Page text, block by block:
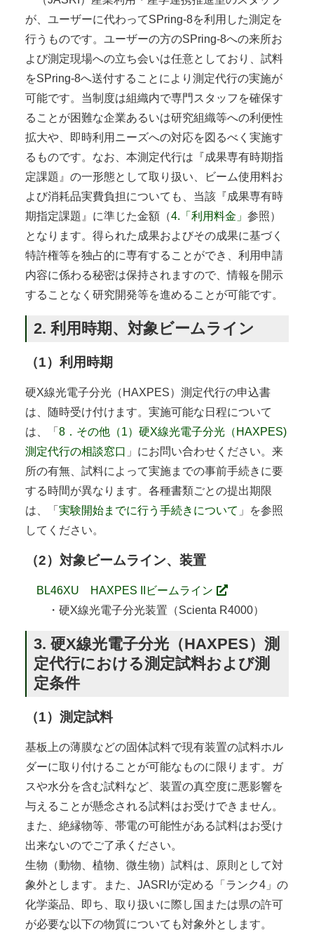
が、ユーザーに代わってSPring-8を利用した測定を
行うものです。ユーザーの方のSPring-8への来所お
よび測定現場への立ち会いは任意としており、試料
をSPring-8へ送付することにより測定代行の実施が
可能です。当制度は組織内で専門スタッフを確保す
ることが困難な企業あるいは研究組織等への利便性
拡大や、即時利用ニーズへの対応を図るべく実施す
るものです。なお、本測定代行は『成果専有時期指
定課題』の一形態として取り扱い、ビーム使用料お
よび消耗品実費負担についても、当該『成果専有時
期指定課題』に準じた金額（4.「利用料金」 参照）
となります。得られた成果およびその成果に基づく
特許権等を独占的に専有することができ、利用申請
内容に係わる秘密は保持されますので、情報を開示
することなく研究開発等を進めることが可能です。
2. 利用時期、対象ビームライン
（1）利用時期
硬X線光電子分光（HAXPES）測定代行の申込書
は、随時受け付けます。実施可能な日程について
は、「 8．その他（1）硬X線光電子分光（HAXPES)
測定代行の相談窓口 」にお問い合わせください。来
所の有無、試料によって実施までの事前手続きに要
する時間が異なります。各種書類ごとの提出期限
は、「 実験開始までに行う手続きについて 」を参照
してください。
（2）対象ビームライン、装置
BL46XU HAXPES IIビームライン
・硬X線光電子分光装置（Scienta R4000）
3. 硬X線光電子分光（HAXPES）測
定代行における測定試料および測
定条件
（1）測定試料
基板上の薄膜などの固体試料で現有装置の試料ホル
ダーに取り付けることが可能なものに限ります。ガ
スや水分を含む試料など、装置の真空度に悪影響を
与えることが懸念される試料はお受けできません。
また、絶縁物等、帯電の可能性がある試料はお受け
出来ないのでご了承ください。
生物（動物、植物、微生物）試料は、原則として対
象外とします。また、JASRIが定める「ランク4」の
化学薬品、即ち、取り扱いに際し国または県の許可
が必要な以下の物質についても対象外とします。